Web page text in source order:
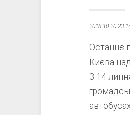
2018-10-20
Останнє
Києва
З 14